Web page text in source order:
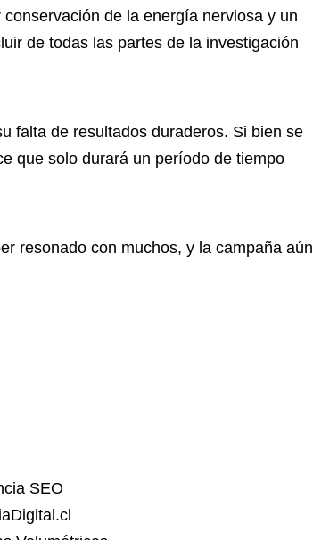
de la energía nerviosa y un
de todas las partes de la investigación
falta de resultados duraderos. Si bien se
que solo durará un período de tiempo
resonado con muchos, y la campaña aún
SEO